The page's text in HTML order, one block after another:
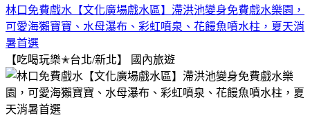
林口免費戲水【文化廣場戲水區】滯洪池變身免費戲水樂園，
可愛海獺寶寶、水母瀑布、彩虹噴泉、花饅魚噴水柱，夏天消
暑首選
【吃喝玩樂✭台北/新北】
國內旅遊